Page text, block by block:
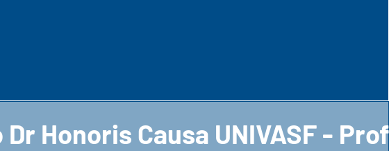
Dr Honoris Causa UNIVASF -